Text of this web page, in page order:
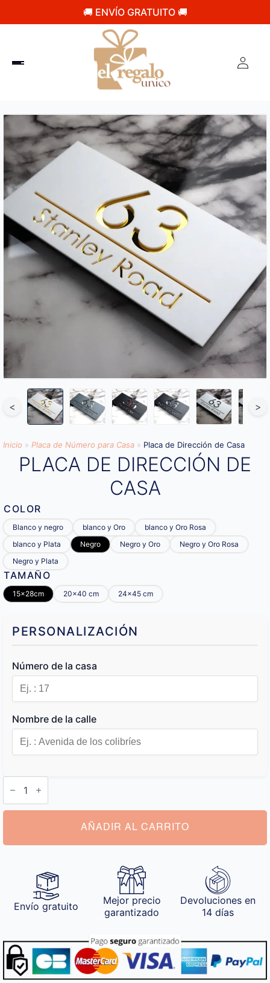
🚚 ENVÍO GRATUITO 🚚
< >
Inicio » Placa de Número para Casa » Placa de Dirección de Casa
PLACA DE DIRECCIÓN DE
CASA
COLOR
Blanco y negro blanco y Oro
blanco y Oro Rosa
blanco y Plata
Negro Negro y Oro
Negro y Oro Rosa
Negro y Plata
TAMAÑO
15x28cm 20x40 cm 24x45 cm
PERSONALIZACIÓN
Número de la casa
Nombre de la calle
Placa
de
Dirección
de
AÑADIR AL CARRITO
Envío gratuito
Mejor precio
garantizado
Devoluciones en
14 días